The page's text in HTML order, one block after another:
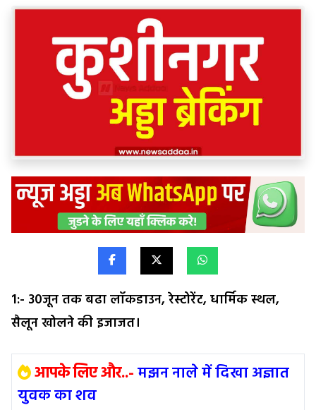
1:- 30जून तक बढा लॉकडाउन, रेस्टोरेंट, धार्मिक स्थल,
सैलून खोलने की इजाजत।
आपके लिए और..-मझन नाले में दिखा अज्ञात
युवक का शव